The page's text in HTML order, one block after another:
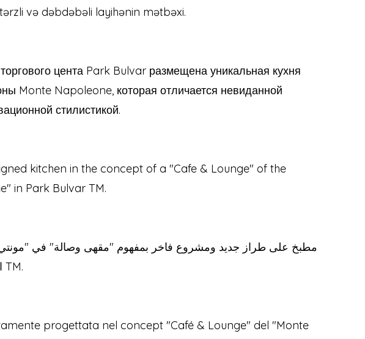
və dəbdəbəli layihənin mətbəxi.
цента Park Bulvar размещена уникальная кухня
Monte Napoleone, которая отличается невиданной
стилистикой.
kitchen in the concept of a "Cafe & Lounge" of the
in Park Bulvar TM.
مطبخ على طراز جديد ومشروع فاخر بمفهوم "مقهى وصالة" في "مونتي
الأول من بارك بولفار TM.
progettata nel concept "Café & Lounge" del "Monte